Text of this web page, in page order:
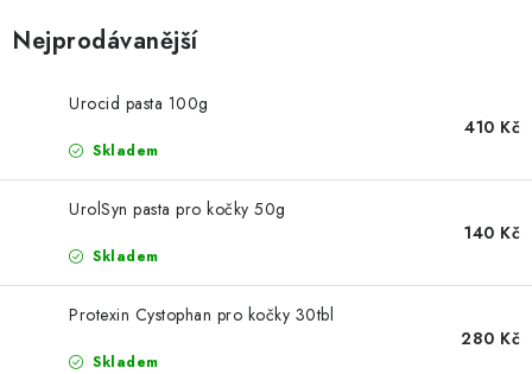
NA NEMOCI
KRÁLÍCI/HLODAVCI/PTÁCI
SLEVY
Nejprodávanější
Urocid pasta 100g
Skladem
410 Kč
UrolSyn pasta pro kočky 50g
Skladem
140 Kč
Protexin Cystophan pro kočky 30tbl
Skladem
280 Kč